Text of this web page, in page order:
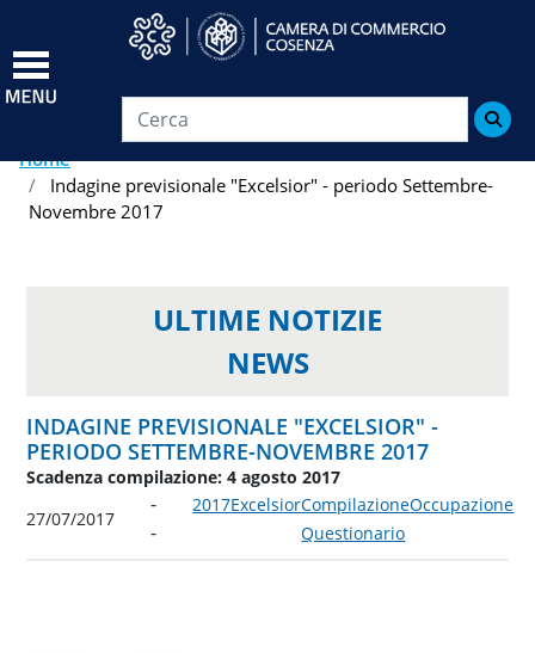
al
principale

Home
Indagine previsionale "Excelsior" - periodo Settembre-
Novembre 2017
ULTIME NOTIZIE
NEWS
INDAGINE PREVISIONALE "EXCELSIOR" -
PERIODO SETTEMBRE-NOVEMBRE 2017
Scadenza compilazione: 4 agosto 2017
27/07/2017
2017ExcelsiorCompilazione
Questionario
Occupazione